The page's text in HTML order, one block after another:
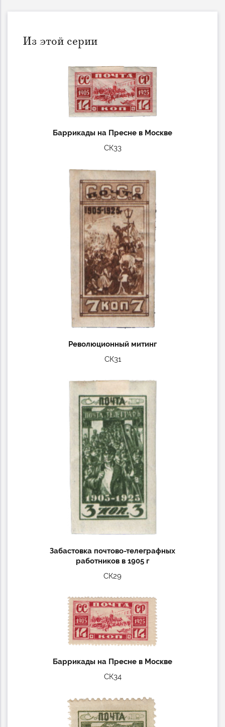
Из этой серии
Баррикады на Пресне в Москве
СК33
Революционный митинг
СК31
Забастовка почтово-телеграфных
работников в 1905 г
СК29
Баррикады на Пресне в Москве
СК34